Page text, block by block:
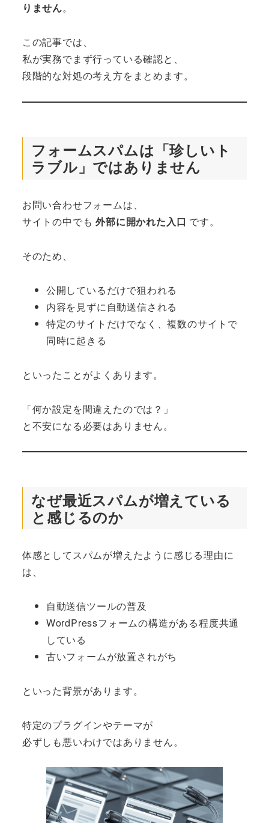
りません。
この記事では、
私が実務でまず行っている確認と、
段階的な対処の考え方をまとめます。
フォームスパムは「珍しいト
ラブル」ではありません
お問い合わせフォームは、
サイトの中でも外部に開かれた入口 です。
そのため、
公開しているだけで狙われる
内容を見ずに自動送信される
特定のサイトだけでなく、複数のサイトで
同時に起きる
といったことがよくあります。
「何か設定を間違えたのでは？」
と不安になる必要はありません。
なぜ最近スパムが増えている
と感じるのか
体感としてスパムが増えたように感じる理由に
は、
自動送信ツールの普及
WordPressフォームの構造がある程度共通
している
古いフォームが放置されがち
といった背景があります。
特定のプラグインやテーマが
必ずしも悪いわけではありません。